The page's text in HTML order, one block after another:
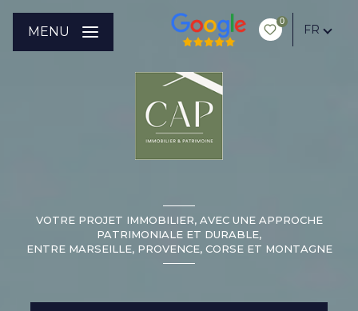
0
FR
MENU
VOTRE PROJET IMMOBILIER, AVEC UNE APPROCHE
PATRIMONIALE ET DURABLE,
ENTRE MARSEILLE, PROVENCE, CORSE ET MONTAGNE